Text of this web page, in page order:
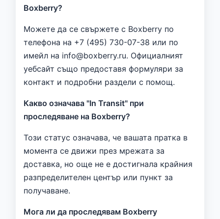
Boxberry?
Можете да се свържете с Boxberry по
телефона на +7 (495) 730-07-38 или по
имейл на info@boxberry.ru. Официалният
уебсайт също предоставя формуляри за
контакт и подробни раздели с помощ.
Какво означава "In Transit" при
проследяване на Boxberry?
Този статус означава, че вашата пратка в
момента се движи през мрежата за
доставка, но още не е достигнала крайния
разпределителен център или пункт за
получаване.
Мога ли да проследявам Boxberry